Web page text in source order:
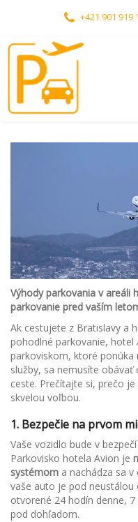
+421 901 919
Výhody parkovania v areáli
parkovanie pred vaším
Ak cestujete z Bratislavy a
pohodlné parkovanie, hotel
parkoviskom, ktoré
služby, sa nemusíte
ceste. Prečítajte si, prečo
skvelou voľbou.
1. Bezpečie na prvom
Vaše vozidlo bude v
Parkovisko hotela Avion je
systémom a nachádza sa v
vaše auto je pod neustálou
otvorené 24 hodín denne,
pod dohľadom.